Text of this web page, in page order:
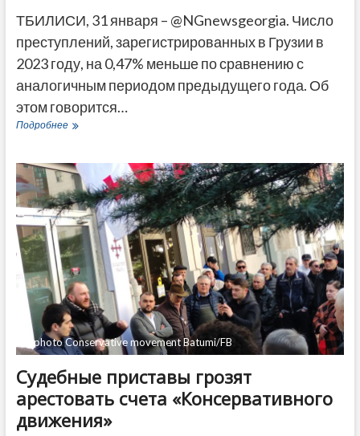
ТБИЛИСИ, 31 января – @NGnewsgeorgia. Число
преступлений, зарегистрированных в Грузии в
2023 году, на 0,47% меньше по сравнению с
аналогичным периодом предыдущего года. Об
этом говорится…
ПодробнееСтатистика
в
2023
году
показатель
преступности
снизился
примерно
на
0,5%
©photo Conservative movement Batumi/FB
Судебные приставы грозят
арестовать счета «Консервативного
движения»